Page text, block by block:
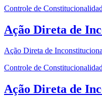
Controle de
Ação Direta de
Ação Direta de
Controle de
Ação Direta de